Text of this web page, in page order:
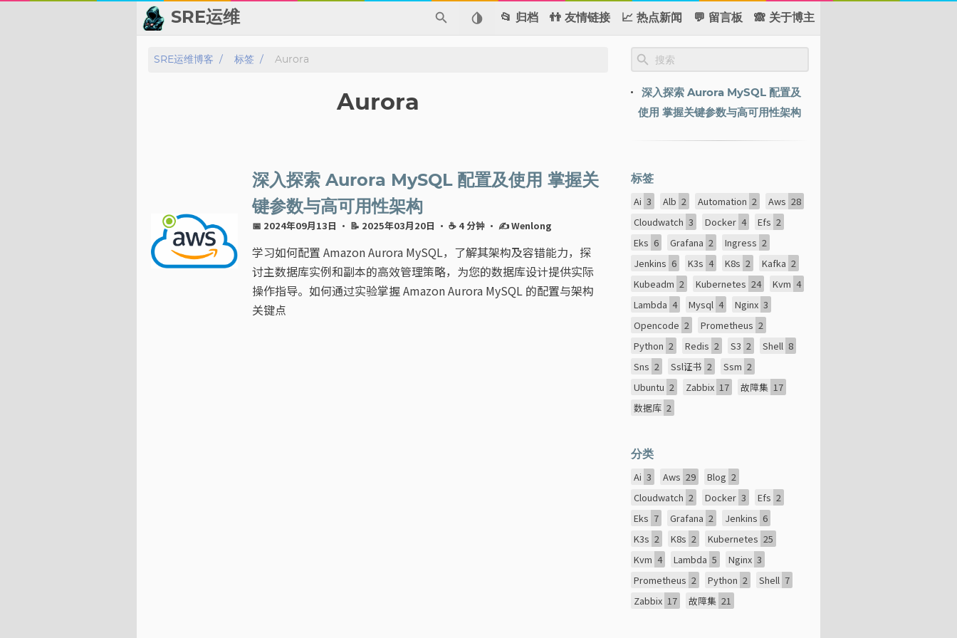
SRE运维
📂 归档
标签
分类
📂 归档 👬 友情链接 📈 热点新闻 💬 留言板 🙈 关于博主
SRE运维博客 标签 Aurora
Aurora
深入探索 Aurora MySQL 配置及使用 掌握关
键参数与高可用性架构
📅 2024年09月13日 · 📝 2025年03月20日 · ☕ 4 分钟 · ✍ Wenlong
学习如何配置 Amazon Aurora MySQL，了解其架构及容错能力，探
讨主数据库实例和副本的高效管理策略，为您的数据库设计提供实际
操作指导。如何通过实验掌握 Amazon Aurora MySQL 的配置与架构
关键点
深入探索 Aurora MySQL 配置及
使用 掌握关键参数与高可用性架构
标签
Ai 3 Alb 2 Automation 2 Aws 28
Cloudwatch 3 Docker 4 Efs 2
Eks 6 Grafana 2 Ingress 2
Jenkins 6 K3s 4 K8s 2 Kafka 2
Kubeadm 2 Kubernetes 24 Kvm 4
Lambda 4 Mysql 4 Nginx 3
Opencode 2 Prometheus 2
Python 2 Redis 2 S3 2 Shell 8
Sns 2 Ssl证书 2 Ssm 2
Ubuntu 2 Zabbix 17 故障集 17
数据库 2
分类
Ai 3 Aws 29 Blog 2
Cloudwatch 2 Docker 3 Efs 2
Eks 7 Grafana 2 Jenkins 6
K3s 2 K8s 2 Kubernetes 25
Kvm 4 Lambda 5 Nginx 3
Prometheus 2 Python 2 Shell 7
Zabbix 17 故障集 21